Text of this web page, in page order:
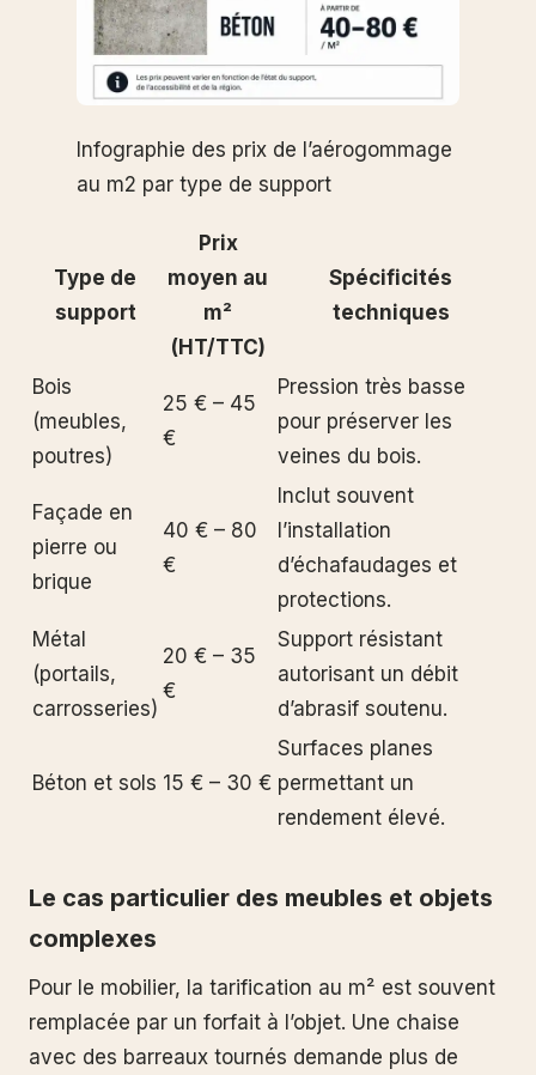
Infographie des prix de l’aérogommage
au m2 par type de support
Type de
support
Prix
moyen au
m²
(HT/TTC)
Spécificités
techniques
Bois
(meubles,
poutres)
25 € – 45
€
Pression très basse
pour préserver les
veines du bois.
Façade en
pierre ou
brique
40 € – 80
€
Inclut souvent
l’installation
d’échafaudages et
protections.
Métal
(portails,
carrosseries)
20 € – 35
€
Support résistant
autorisant un débit
d’abrasif soutenu.
Béton et sols 15 € – 30 €
Surfaces planes
permettant un
rendement élevé.
Le cas particulier des meubles et objets
complexes
Pour le mobilier, la tarification au m² est souvent
remplacée par un forfait à l’objet. Une chaise
avec des barreaux tournés demande plus de